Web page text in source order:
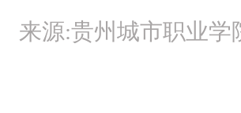
来源:贵州城市职业学